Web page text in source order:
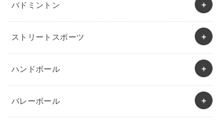
バドミントン
ストリートスポーツ
ハンドボール
バレーボール